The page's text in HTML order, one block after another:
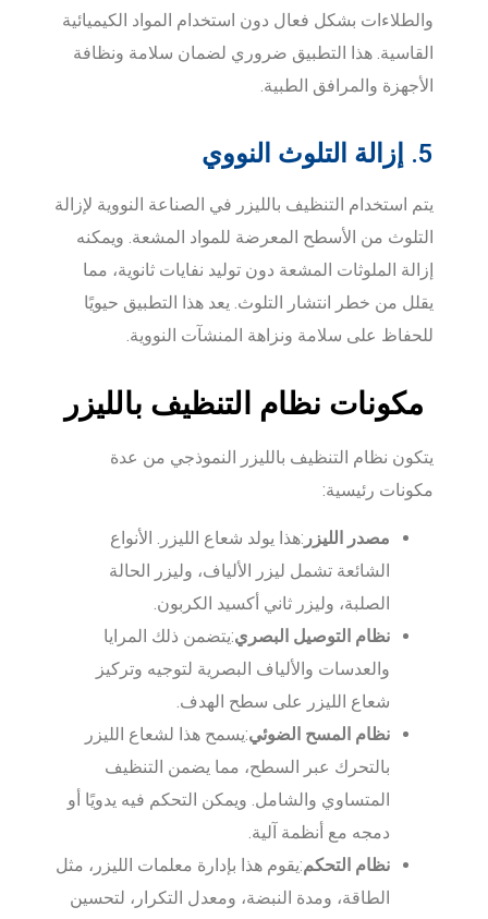
والطلاءات بشكل فعال دون استخدام المواد الكيميائية
القاسية. هذا التطبيق ضروري لضمان سلامة ونظافة
الأجهزة والمرافق الطبية.
5. إزالة التلوث النووي
يتم استخدام التنظيف بالليزر في الصناعة النووية لإزالة
التلوث من الأسطح المعرضة للمواد المشعة. ويمكنه
إزالة الملوثات المشعة دون توليد نفايات ثانوية، مما
يقلل من خطر انتشار التلوث. يعد هذا التطبيق حيويًا
للحفاظ على سلامة ونزاهة المنشآت النووية.
مكونات نظام التنظيف بالليزر
يتكون نظام التنظيف بالليزر النموذجي من عدة
مكونات رئيسية:
مصدر الليزر :هذا يولد شعاع الليزر. الأنواع
الشائعة تشمل ليزر الألياف، وليزر الحالة
الصلبة، وليزر ثاني أكسيد الكربون.
نظام التوصيل البصري:يتضمن ذلك المرايا
والعدسات والألياف البصرية لتوجيه وتركيز
شعاع الليزر على سطح الهدف.
نظام المسح الضوئي:يسمح هذا لشعاع الليزر
بالتحرك عبر السطح، مما يضمن التنظيف
المتساوي والشامل. ويمكن التحكم فيه يدويًا أو
دمجه مع أنظمة آلية.
نظام التحكم:يقوم هذا بإدارة معلمات الليزر، مثل
الطاقة، ومدة النبضة، ومعدل التكرار، لتحسين